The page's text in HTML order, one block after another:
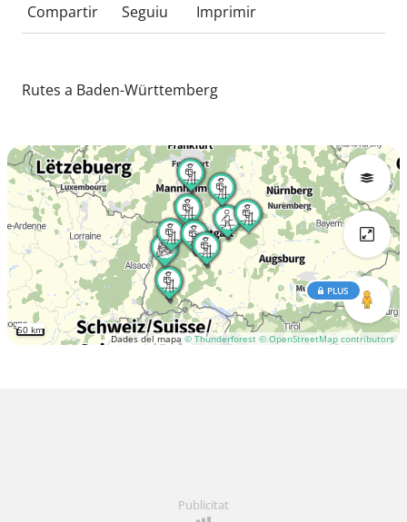
Compartir Seguiu Imprimir
Rutes a Baden-Württemberg
Dades del mapa© Thunderforest © OpenStreetMap contributors
PLUS
50 km
Publicitat